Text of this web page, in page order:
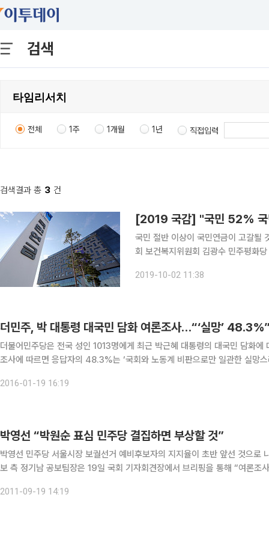
검색
전체 1주 1개월 1년 직접입력
검색결과 총 3 건
[2019 국감] "국민 52% 국
국민 절반 이상이 국민연금이 고갈될 것
회 보건복지위원회 김광수 민주평화
고갈 논란에 대해 어떻게 생각하느냐
2019-10-02 11:38
더민주, 박 대통령 대국민 담화 여론조사…“‘실망’
더불어민주당은 전국 성인 1013명에게 최근 박근혜 대통령의 대국민 담화에
조사에 따르면 응답자의 48.3%는 ‘국회와 노동계 비판으로만 일관한 실망
2016-01-19 16:19
박영선 “박원순 표심 민주당 결집하면 부상할 것”
박영선 민주당 서울시장 보궐선거 예비후보자의 지지율이 초반 앞선 것으로 나
보 측 정기남 공보팀장은 19일 국회 기자회견장에서 브리핑을 통해 “여론조
2011-09-19 14:19